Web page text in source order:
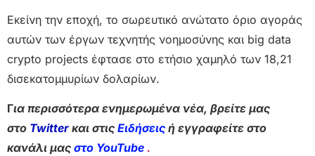
Εκείνη την εποχή, το σωρευτικό ανώτατο όριο αγοράς
αυτών των έργων τεχνητής νοημοσύνης και big data
crypto projects έφτασε στο ετήσιο χαμηλό των 18,21
δισεκατομμυρίων δολαρίων.
Για περισσότερα ενημερωμένα νέα, βρείτε μας
στο Twitter και στις Ειδήσεις ή εγγραφείτε στο
κανάλι μας στο YouTube .